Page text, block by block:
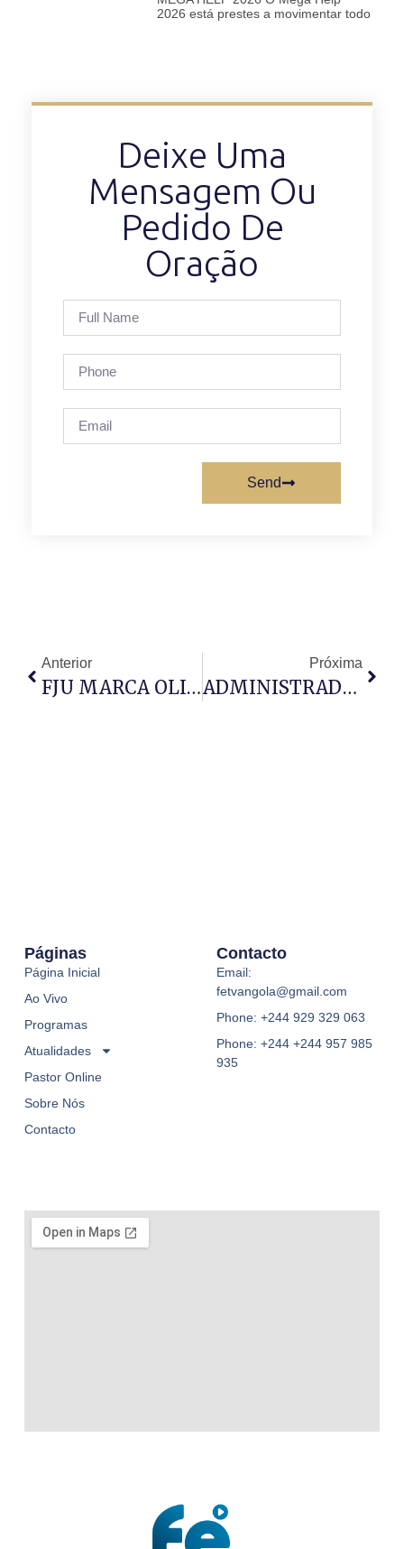
2026 está prestes a movimentar todo
Deixe Uma
Mensagem Ou
Pedido De
Oração
Send
Anterior
FJU MARCA OLIMPÍADAS PARA MAIO DE 2026
Próxima
ADMINISTRADORA DO TALATONA ENALTECE O PAPEL SOCIAL
Páginas
Página Inicial
Ao Vivo
Programas
Atualidades
Pastor Online
Sobre Nós
Contacto
Contacto
Email:
fetvangola@gmail.com
Phone: +244 929 329 063
Phone: +244 +244 957 985
935